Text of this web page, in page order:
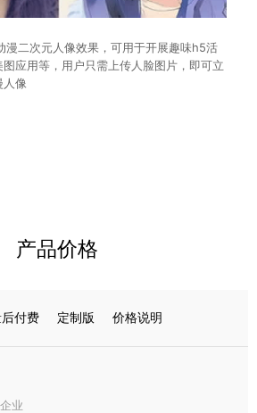
漫二次元人像效果，可用于开展趣味h5活
应用等，用户只需上传人脸图片，即可立
人像
产品价格
付费 定制版 价格说明
业